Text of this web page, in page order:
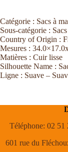
Catégorie : Sacs à
Sous-catégorie :
Country of Origin :
Mesures :
Matières : Cuir lisse
Silhouette Name :
Ligne : Suave –
Téléphone: 02 51
601 rue du